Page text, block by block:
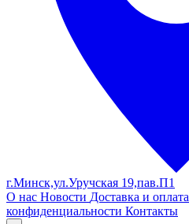
г.Минск,ул.Уручская 19,пав.П1
О нас Новости Доставка и оплата
конфиденциальности Контакты